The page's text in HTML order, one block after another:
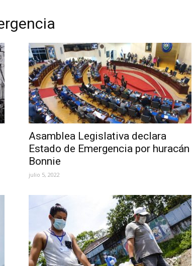
Asamblea Legislativa declara
Estado de Emergencia por huracán
Bonnie
julio 5, 2022